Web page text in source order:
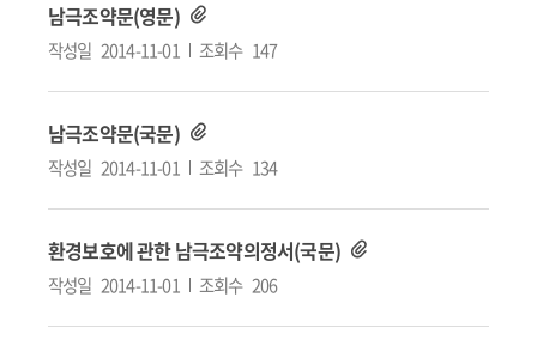
남극조약문(영문)
작성일 2014-11-01 조회수 147
남극조약문(국문)
작성일 2014-11-01 조회수 134
환경보호에 관한 남극조약의정서(국문)
작성일 2014-11-01 조회수 206